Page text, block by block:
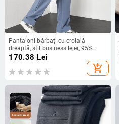
Pantaloni bărbați cu croială
dreaptă, stil business lejer, 95%
poliester, amestec de fibre chimice,
170.38 Lei
add_shopping_cart